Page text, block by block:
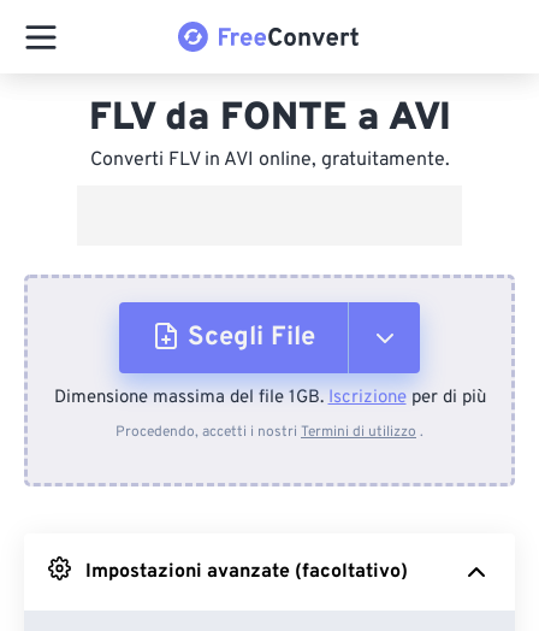
FLV da FONTE a AVI
Converti FLV in AVI online, gratuitamente.
Scegli File
Dal dispositivo
Da Google Drive
Dimensione massima del file 1GB.Iscrizioneper di più
Procedendo, accetti i nostri Termini di utilizzo .
Impostazioni avanzate (facoltativo)